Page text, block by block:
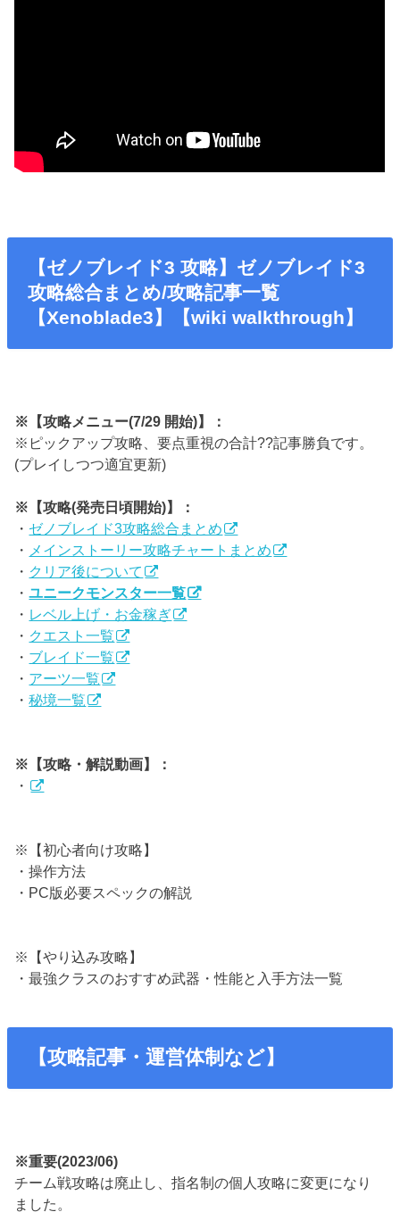
【ゼノブレイド3 攻略】ゼノブレイド3
攻略総合まとめ/攻略記事一覧
【Xenoblade3】【wiki walkthrough】
※【攻略メニュー(7/29 開始)】：
※ピックアップ攻略、要点重視の合計??記事勝負です。
(プレイしつつ適宜更新)
※【攻略(発売日頃開始)】：
・ ゼノブレイド3攻略総合まとめ
・
メインストーリー攻略チャートまとめ
・ クリア後について
・ ユニークモンスター一覧
・ レベル上げ・お金稼ぎ
・ クエスト一覧
・ ブレイド一覧
・ アーツ一覧
・秘境一覧
※【攻略・解説動画】：
・
※【初心者向け攻略】
・操作方法
・PC版必要スペックの解説
※【やり込み攻略】
・最強クラスのおすすめ武器・性能と入手方法一覧
【攻略記事・運営体制など】
※重要(2023/06)
チーム戦攻略は廃止し、指名制の個人攻略に変更になり
ました。